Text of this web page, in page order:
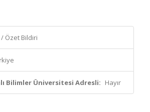
Özet Bildiri
Bilimler Üniversitesi Adresli: Hayır